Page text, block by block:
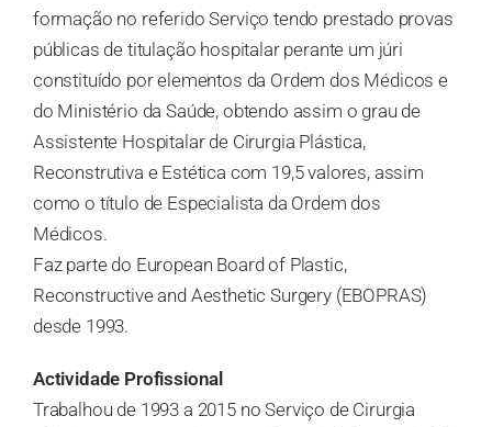
formação no referido Serviço tendo prestado provas
públicas de titulação hospitalar perante um júri
constituído por elementos da Ordem dos Médicos e
do Ministério da Saúde, obtendo assim o grau de
Assistente Hospitalar de Cirurgia Plástica,
Reconstrutiva e Estética com 19,5 valores, assim
como o título de Especialista da Ordem dos
Médicos.
Faz parte do European Board of Plastic,
Reconstructive and Aesthetic Surgery (EBOPRAS)
desde 1993.
Actividade Profissional
Trabalhou de 1993 a 2015 no Serviço de Cirurgia